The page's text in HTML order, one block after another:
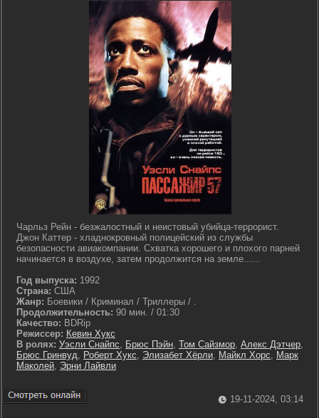
Чарльз Рейн - безжалостный и неистовый убийца-террорист.
Джон Каттер - хладнокровный полицейский из службы
безопасности авиакомпании. Схватка хорошего и плохого парней
начинается в воздухе, затем продолжится на земле......
Год выпуска: 1992
Страна: США
Жанр: Боевики / Криминал / Триллеры / .
Продолжительность: 90 мин. / 01:30
Качество: BDRip
Режиссер: Кевин Хукс
В ролях: Уэсли Снайпс, Брюс Пэйн, Том Сайзмор, Алекс Дэтчер,
Брюс Гринвуд, Роберт Хукс, Элизабет Хёрли, Майкл Хорс, Марк
Маколей, Эрни Лайвли
19-11-2024, 03:14